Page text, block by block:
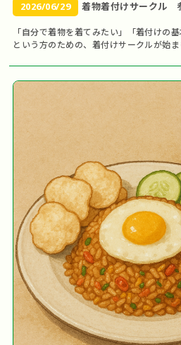
2026/06/29 着物着付けサークル
「自分で着物を着てみたい」「着付けの基
という方のための、着付けサークルが始
方も安心してご参加ください！